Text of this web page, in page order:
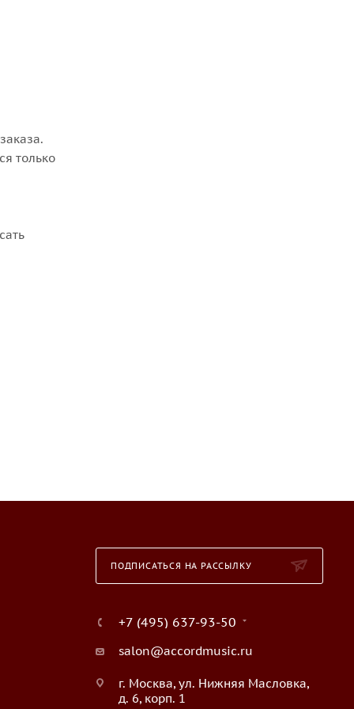
только
ПОДПИСАТЬСЯ НА РАССЫЛКУ
+7 (495) 637-93-50
salon@accordmusic.ru
г. Москва, ул. Нижняя Масловка,
д. 6, корп. 1